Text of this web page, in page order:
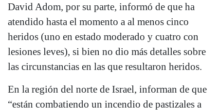
David Adom, por su parte, informó de que ha
atendido hasta el momento a al menos cinco
heridos (uno en estado moderado y cuatro con
lesiones leves), si bien no dio más detalles sobre
las circunstancias en las que resultaron heridos.
En la región del norte de Israel, informan de que
“están combatiendo un incendio de pastizales a